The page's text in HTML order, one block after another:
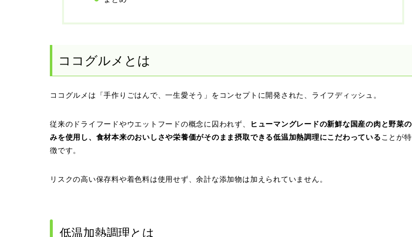
ココグルメとは
ココグルメは「手作りごはんで、一生愛そう」をコンセプトに開発された、ライフディッシュ。
従来のドライフードやウエットフードの概念に囚われず、
ヒューマングレードの新鮮な国産の肉と野菜の
みを使用し、食材本来のおいしさや栄養価がそのまま摂取できる低温加熱調理にこだわっている ことが特
徴です。
リスクの高い保存料や着色料は使用せず、余計な添加物は加えられていません。
低温加熱調理とは